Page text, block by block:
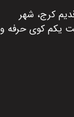
20 جاده قدیم کرج، شهر
یکم کوی حرفه و